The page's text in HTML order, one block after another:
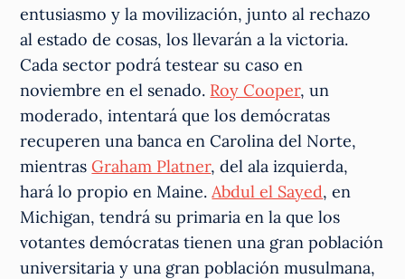
entusiasmo y la movilización, junto al rechazo
al estado de cosas, los llevarán a la victoria.
Cada sector podrá testear su caso en
noviembre en el senado. Roy Cooper, un
moderado, intentará que los demócratas
recuperen una banca en Carolina del Norte,
mientras Graham Platner, del ala izquierda,
hará lo propio en Maine.Abdul el Sayed, en
Michigan, tendrá su primaria en la que los
votantes demócratas tienen una gran población
universitaria y una gran población musulmana,